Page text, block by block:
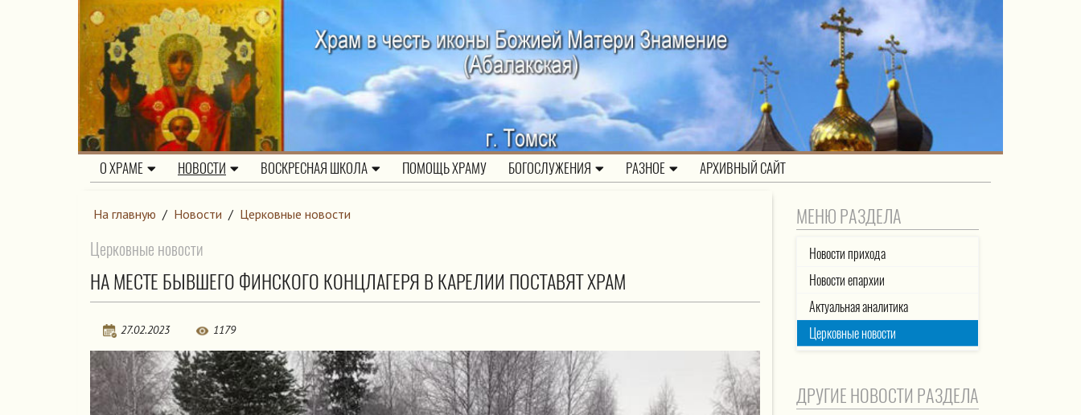
О ХРАМЕ НОВОСТИ ВОСКРЕСНАЯ ШКОЛА ПОМОЩЬ ХРАМУ БОГОСЛУЖЕНИЯ РАЗНОЕ АРХИВНЫЙ САЙТ
На главную / Новости / Церковные новости
Церковные новости
НА МЕСТЕ БЫВШЕГО ФИНСКОГО КОНЦЛАГЕРЯ В КАРЕЛИИ ПОСТАВЯТ ХРАМ
27.02.2023 1179
МЕНЮ РАЗДЕЛА
Новости прихода
Новости епархии
Актуальная аналитика
Церковные новости
ДРУГИЕ НОВОСТИ РАЗДЕЛА